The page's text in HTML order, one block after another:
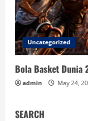
Uncategorized
Bola Basket Dunia
admin May 24,
SEARCH